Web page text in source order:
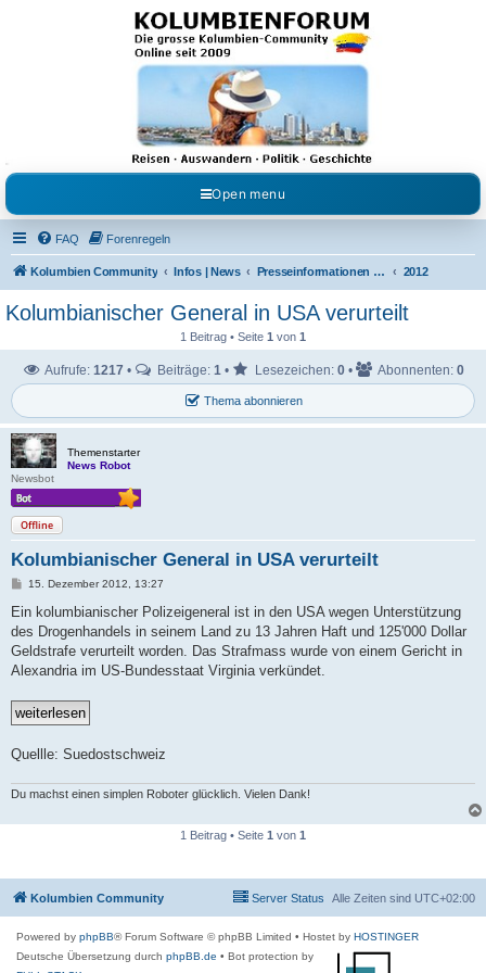
Kolumbienforum - Das
grosse Forum der
Freunde Kolumbiens
Reisen, Auswandern, Kultur, Politik, Geschichte und Visum in Kolumbien und Venezuela.
Austausch, Erfahrungen und Gemeinschaft im Kolumbienforum
Open menu
FAQ Forenregeln
Kolumbien Community Infos | News Presseinformationen & Neuigkeiten 2012
Kolumbianischer General in USA verurteilt
1 Beitrag • Seite 1 von 1
Thema abonnieren
Aufrufe: 1217 • Beiträge: 1 • Lesezeichen: 0• Abonnenten: 0
Themenstarter
News Robot
Newsbot
Offline
Kolumbianischer General in USA verurteilt
B
i
r
a
15. Dezember 2012, 13:27
Ein kolumbianischer Polizeigeneral ist in den USA wegen Unterstützung
des Drogenhandels in seinem Land zu 13 Jahren Haft und 125'000 Dollar
Geldstrafe verurteilt worden. Das Strafmass wurde von einem Gericht in
Alexandria im US-Bundesstaat Virginia verkündet.
Quellle: Suedostschweiz
Du machst einen simplen Roboter glücklich. Vielen Dank!
1 Beitrag • Seite 1 von 1
Kolumbien Community Alle Zeiten sind UTC+02:00
Server Status
Powered by phpBB® Forum Software © phpBB Limited • Hostet by HOSTINGER
Deutsche Übersetzung durch phpBB.de • Bot protection by